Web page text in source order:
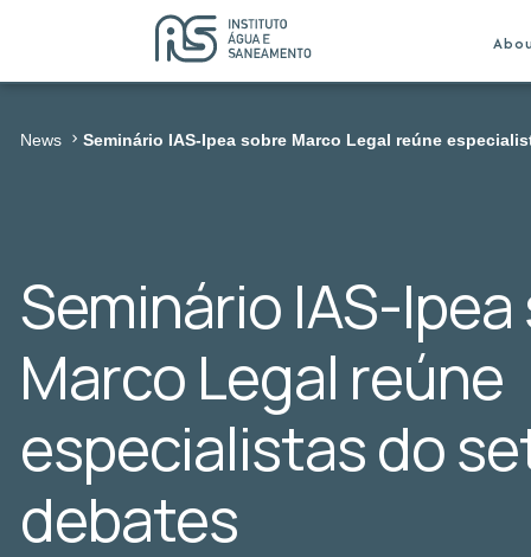
News Seminário IAS-Ipea sobre Marco Legal reúne
Seminário IAS-
Marco Legal reúne
especialistas do
debates